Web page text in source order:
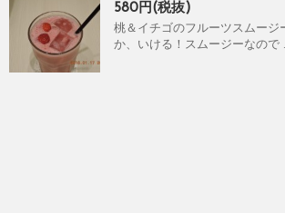
580円(税抜)
桃＆イチゴのフルーツスムー
か、いける！スムージーなので